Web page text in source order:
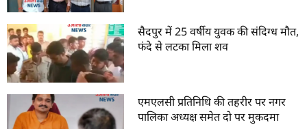
सैदपुर में 25 वर्षीय युवक की संदिग्ध मौत,
फंदे से लटका मिला शव
एमएलसी प्रतिनिधि की तहरीर पर नगर
पालिका अध्यक्ष समेत दो पर मुकदमा